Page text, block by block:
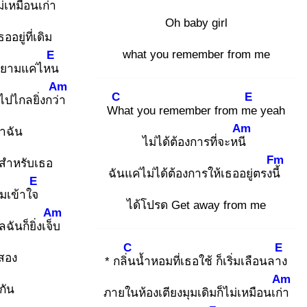
หมือนเก่า
ออยู่ที่เดิม
ามแค่ไหน
E
ไกลยิ่งกว่า
Am
ฉัน
หรับเธอ
เข้าใจ
E
ฉันก็ยิ่งเจ็บ
Am
อง
น
Oh baby girl
what you remember from me
Wh
C
at you remember from me
E
yeah
ไม่ได้ต้องการที่จะหนี
Am
ฉันแค่ไม่ได้ต้องการให้เธออยู่ตรงนี้
Fm
ได้โปรด Get away from me
* กลิ่น
C
น้ำหอมที่เธอใช้ ก็เริ่มเลือนลาง
E
ภายในห้องเตียงมุมเดิมก็ไม่เหมือนเก่า
Am